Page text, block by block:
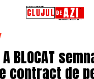
BLOCAT
contract de